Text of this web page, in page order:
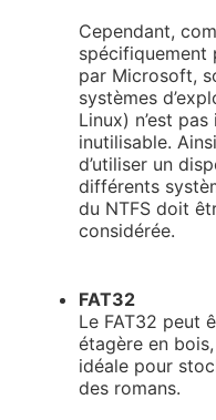
Cependant,
spécifiquement
par Microsoft,
systèmes
Linux) n’est
inutilisable.
d’utiliser un
différents
du NTFS doit
considérée.
FAT32
Le FAT32 peut
étagère en
idéale pour
des romans.